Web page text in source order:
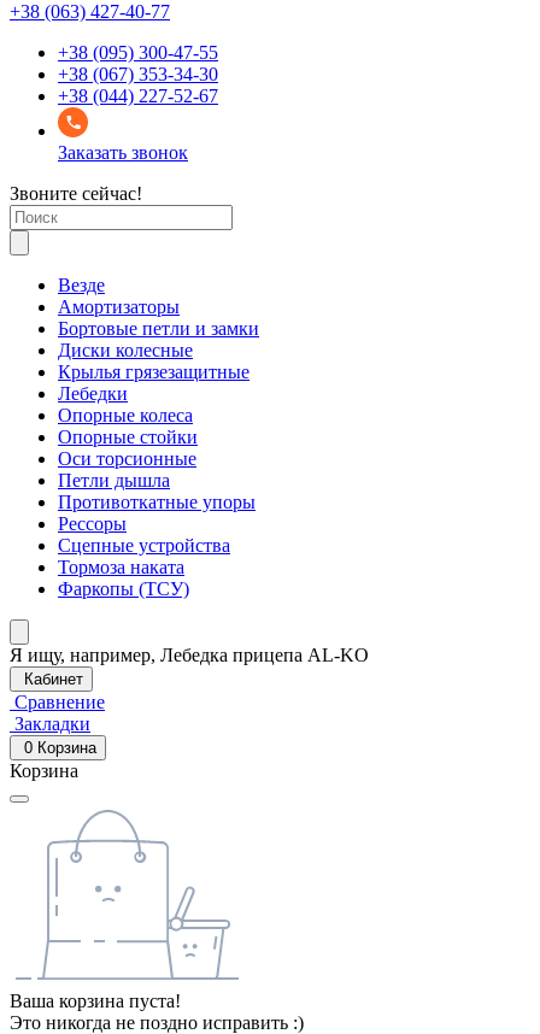
+38 (063) 427-40-77
+38 (095) 300-47-55
+38 (067) 353-34-30
+38 (044) 227-52-67
Заказать звонок
Звоните сейчас!
Везде
Амортизаторы
Бортовые петли и замки
Диски колесные
Крылья грязезащитные
Лебедки
Опорные колеса
Опорные стойки
Оси торсионные
Петли дышла
Противоткатные упоры
Рессоры
Сцепные устройства
Тормоза наката
Фаркопы (ТСУ)
Я ищу, например, Лебедка прицепа AL-KO
Кабинет
Сравнение
Закладки
0 Корзина
Корзина
Ваша корзина пуста!
Это никогда не поздно исправить :)